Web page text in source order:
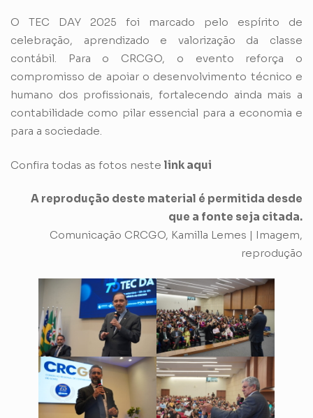
O TEC DAY 2025 foi marcado pelo espírito de
celebração, aprendizado e valorização da classe
contábil. Para o CRCGO, o evento reforça o
compromisso de apoiar o desenvolvimento técnico e
humano dos profissionais, fortalecendo ainda mais a
contabilidade como pilar essencial para a economia e
para a sociedade.
Confira todas as fotos neste link aqui
A reprodução deste material é permitida desde
que a fonte seja citada.
Comunicação CRCGO, Kamilla Lemes | Imagem,
reprodução